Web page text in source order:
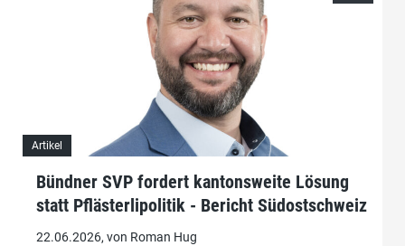
Artikel
Bündner SVP fordert kantonsweite Lösung
statt Pflästerlipolitik - Bericht Südostschweiz
22.06.2026, von Roman Hug